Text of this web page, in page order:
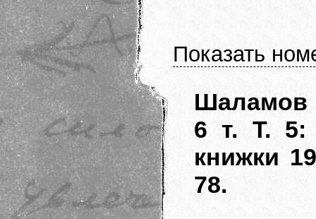
Показать
Шаламов
6 т. Т. 5:
книжки
78.